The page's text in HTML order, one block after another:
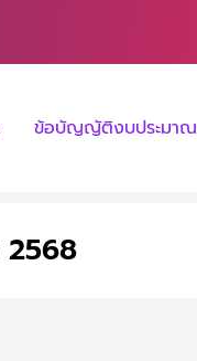
ข้อบัญญัติงบประมาณ
2568